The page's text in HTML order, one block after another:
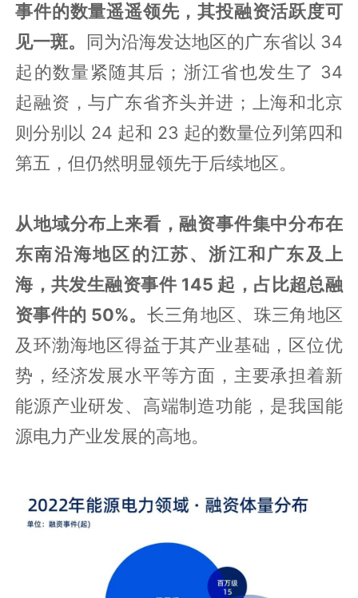
事件的数量遥遥领先，其投融资活跃度可
见一斑。
同为沿海发达地区的广东省以 34
起的数量紧随其后；浙江省也发生了 34
起融资，与广东省齐头并进；上海和北京
则分别以 24 起和 23 起的数量位列第四和
第五，但仍然明显领先于后续地区。
从地域分布上来看，融资事件集中分布在
东南沿海地区的江苏、浙江和广东及上
海，共发生融资事件 145 起，占比超总融
资事件的 50%。 长三角地区、珠三角地区
及环渤海地区得益于其产业基础，区位优
势，经济发展水平等方面，主要承担着新
能源产业研发、高端制造功能，是我国能
源电力产业发展的高地。